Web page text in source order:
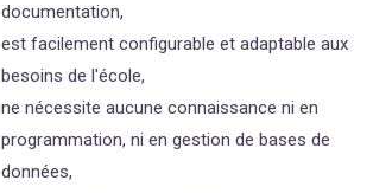
documentation,
est facilement configurable et adaptable aux
besoins de l'école,
ne nécessite aucune connaissance ni en
programmation, ni en gestion de bases de
données,